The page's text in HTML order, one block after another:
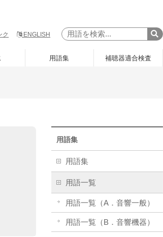
ク ENGLISH
用語集 補聴器適合検査
用語集
用語集
用語一覧
用語一覧（A．音響一般）
用語一覧（B．音響機器）